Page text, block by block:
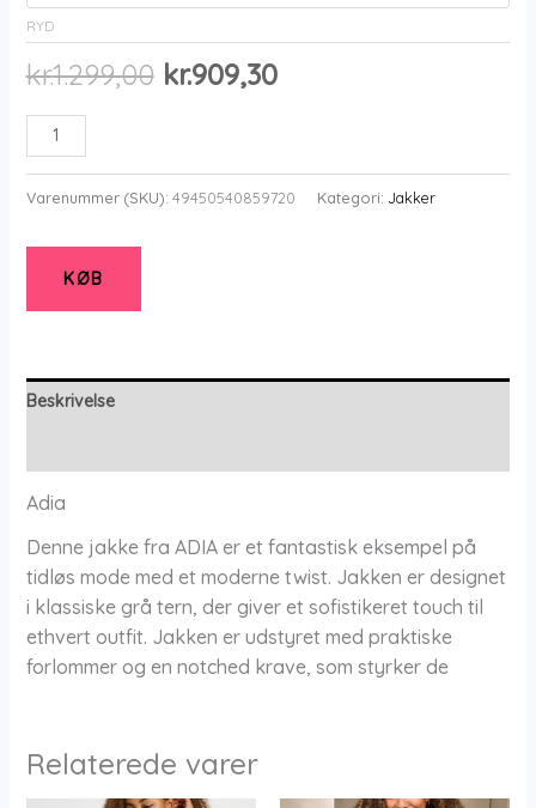
RYD
kr.1.299,00 Den
kr.1.299,00.
kr.909,30Den
kr.909,30.
Adrhianna
-
Black
42
Adia
Varenummer (SKU): 49450540859720 Kategori: Jakker
KØB
Beskrivelse
Adia
Denne jakke fra ADIA er et fantastisk eksempel på
tidløs mode med et moderne twist. Jakken er designet
i klassiske grå tern, der giver et sofistikeret touch til
ethvert outfit. Jakken er udstyret med praktiske
forlommer og en notched krave, som styrker de
Relaterede varer